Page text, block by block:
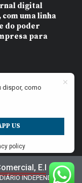
digital
uma linha
do poder
para
E.I
INDEPENDENTE |
dispor, como
US
policy